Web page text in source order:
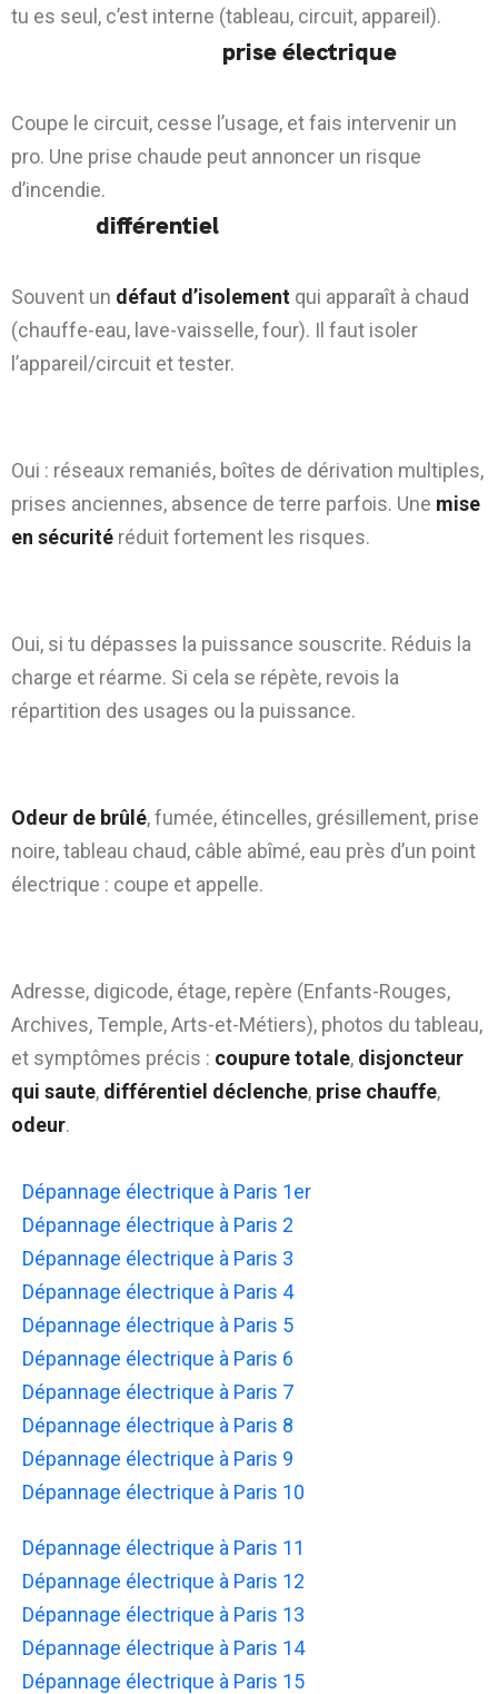
tu es seul, c’est interne (tableau, circuit, appareil).
prise électrique
Coupe le circuit, cesse l’usage, et fais intervenir un
pro. Une prise chaude peut annoncer un risque
d’incendie.
différentiel
Souvent un défaut d’isolement qui apparaît à chaud
(chauffe-eau, lave-vaisselle, four). Il faut isoler
l’appareil/circuit et tester.
Oui : réseaux remaniés, boîtes de dérivation multiples,
prises anciennes, absence de terre parfois. Une mise
en sécurité réduit fortement les risques.
Oui, si tu dépasses la puissance souscrite. Réduis la
charge et réarme. Si cela se répète, revois la
répartition des usages ou la puissance.
Odeur de brûlé, fumée, étincelles, grésillement, prise
noire, tableau chaud, câble abîmé, eau près d’un point
électrique : coupe et appelle.
Adresse, digicode, étage, repère (Enfants-Rouges,
Archives, Temple, Arts-et-Métiers), photos du tableau,
et symptômes précis : coupure totale, disjoncteur
qui saute, différentiel déclenche, prise chauffe,
odeur.
Dépannage électrique à Paris 1er
Dépannage électrique à Paris 2
Dépannage électrique à Paris 3
Dépannage électrique à Paris 4
Dépannage électrique à Paris 5
Dépannage électrique à Paris 6
Dépannage électrique à Paris 7
Dépannage électrique à Paris 8
Dépannage électrique à Paris 9
Dépannage électrique à Paris 10
Dépannage électrique à Paris 11
Dépannage électrique à Paris 12
Dépannage électrique à Paris 13
Dépannage électrique à Paris 14
Dépannage électrique à Paris 15